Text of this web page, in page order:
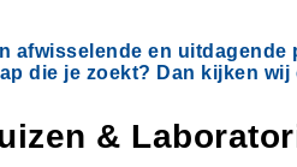
afwisselende en
die je zoekt? Dan kijken
&